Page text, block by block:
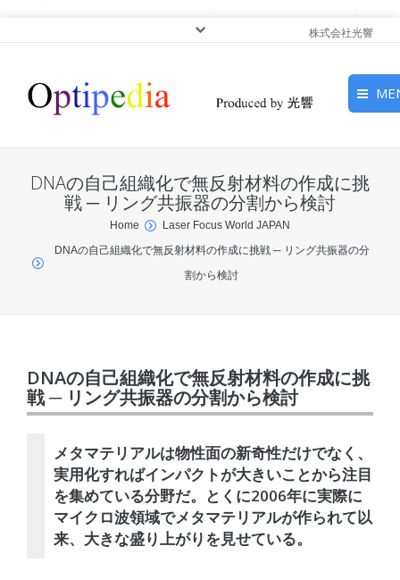
株式会社光響
ピックアップ
DNAの自己組織化で無反射材料の作成に挑
戦 ─ リング共振器の分割から検討
You are here:Home
Laser Focus World JAPAN
DNAの自己組織化で無反射材料の作成に挑戦 ─ リング共振器の分
割から検討
DNAの自己組織化で無反射材料の作成に挑
戦 ─ リング共振器の分割から検討
メタマテリアルは物性面の新奇性だけでなく、
実用化すればインパクトが大きいことから注目
を集めている分野だ。とくに2006年に実際に
マイクロ波領域でメタマテリアルが作られて以
来、大きな盛り上がりを見せている。